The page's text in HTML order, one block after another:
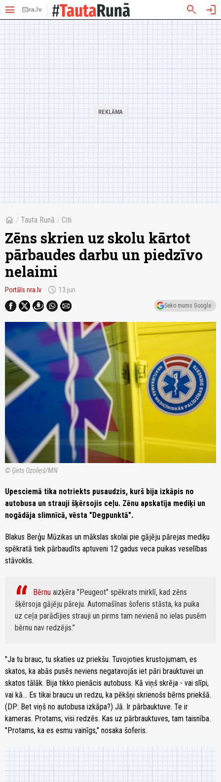
menu search login
home / Tauta Runā / Citi
Zēns skrien uz skolu kārtot
pārbaudes darbu un piedzīvo
nelaimi
Portāls nra.lv schedule 13.jun
Seko mums Google
© Ģirts Ozoliņš/MN
Upesciemā tika notriekts pusaudzis, kurš bija izkāpis no
autobusa un strauji šķērsojis ceļu. Zēnu apskatīja mediķi un
nogādāja slimnīcā, vēsta "Degpunktā".
Blakus Berģu Mūzikas un mākslas skolai pie gājēju pārejas mediķu
spēkratā tiek pārbaudīts aptuveni 12 gadus veca puikas veselības
stāvoklis.
Bērnu aizķēra "Peugeot" spēkrats mirklī, kad zēns
šķērsoja gājēju pāreju. Automašīnas šoferis stāsta, ka puika
uz ceļa parādījies strauji un pirms tam nevienā no ielas pusēm
bērnu nav redzējis.
"Ja tu brauc, tu skaties uz priekšu. Tuvojoties krustojumam, es
skatos, ka abās pusēs neviens negatavojās iet pāri brauktuvei un
skatos tālāk. Bija tikko pienācis autobuss. Kā viņš skrēja - vai slīpi,
vai kā… Es tikai braucu un redzu, ka pēkšņi skrienošs bērns priekšā.
(DP: Bet viņš no autobusa izkāpa?) Jā. Ir pārbauktuve. Te ir
kameras. Protams, visi redzēs. Kas uz pārbrauktuves, tam taisnība.
"Protams, ka es esmu vainīgs," nosaka šoferis.